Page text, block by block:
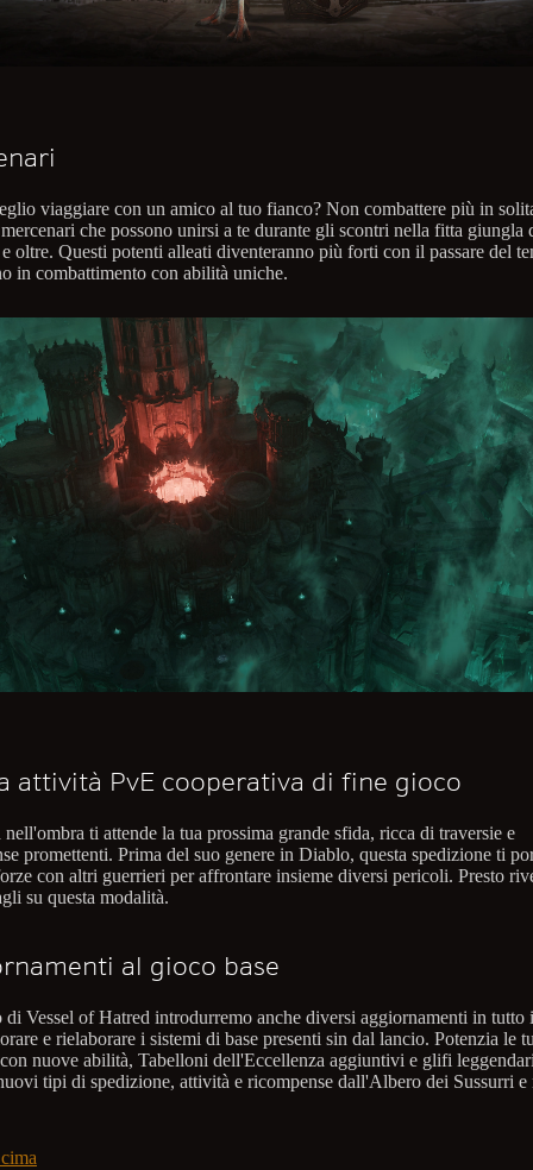
viaggiare con un amico al tuo fianco? Non combattere più in
che possono unirsi a te durante gli scontri nella fitta giungla
oltre. Questi potenti alleati diventeranno più forti con il passare del
in combattimento con abilità uniche.
attività PvE cooperativa di fine gioco
nell'ombra ti attende la tua prossima grande sfida, ricca di traversie e
promettenti. Prima del suo genere in Diablo, questa spedizione ti
con altri guerrieri per affrontare insieme diversi pericoli. Presto
su questa modalità.
al gioco base
Vessel of Hatred introdurremo anche diversi aggiornamenti in tutto
e rielaborare i sistemi di base presenti sin dal lancio. Potenzia le
nuove abilità, Tabelloni dell'Eccellenza aggiuntivi e glifi
tipi di spedizione, attività e ricompense dall'Albero dei Sussurri e